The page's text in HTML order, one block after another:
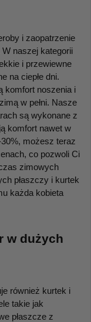
i zaopatrzenie
W naszej kategorii
i przewiewne
na ciepłe dni.
komfort noszenia i
są wykonane z
komfort nawet w
możesz teraz
co pozwoli Ci
zimowych
płaszczy i kurtek
każda kobieta
w dużych
również kurtek i
takie jak
płaszcze z